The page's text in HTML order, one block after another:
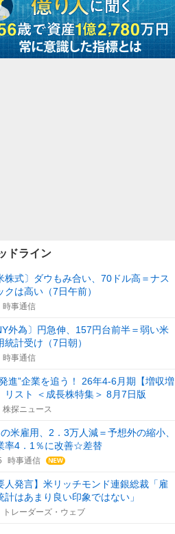
ドライン
株式〕ダウもみ合い、70ドル高＝ナス
クは高い（7日午前）
時事通信
外為〕円急伸、157円台前半＝弱い米
統計受け（7日朝）
時事通信
進”企業を追う！ 26年4-6月期【増収増
リスト ＜成長株特集＞ 8月7日版
株探ニュース
米雇用、2．3万人減＝予想外の縮小、
率4．1％に改善☆差替
時事通信
人発言】米リッチモンド連銀総裁「雇
計はあまり良い印象ではない」
トレーダーズ・ウェブ